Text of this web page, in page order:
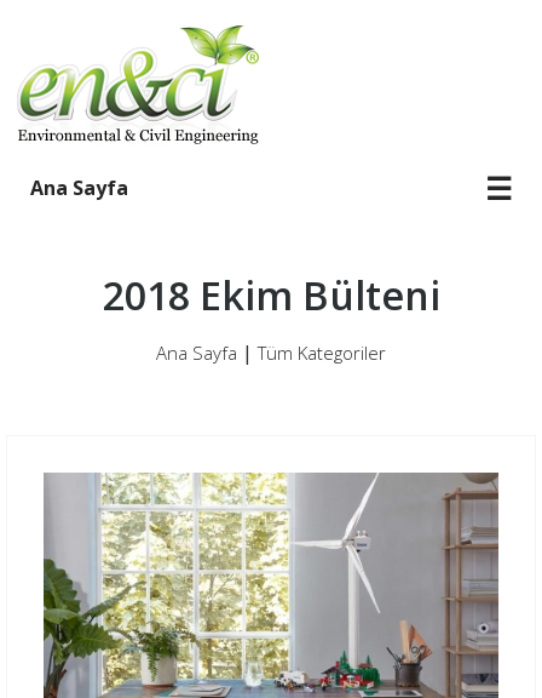
Ana Sayfa ☰
2018 Ekim Bülteni
Ana Sayfa |Tüm Kategoriler